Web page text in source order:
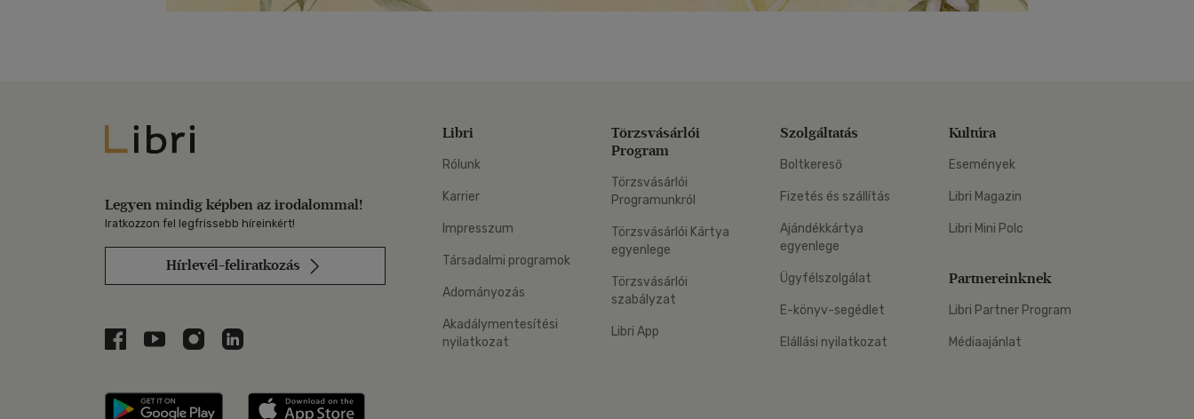
Libri
Legyen mindig képben az irodalommal!
Iratkozzon fel legfrissebb híreinkért!
Hírlevél-feliratkozás
Libri a Facebookon
Libri a Youtube-on
Libri az Instagramon
Libri a LinkedInen
Libri applikáció Szerezd meg: Google Play
Libri
Rólunk
Karrier
Impresszum
Társadalmi programok
Adományozás
Akadálymentesítési
nyilatkozat
Törzsvásárlói
Program
Törzsvásárlói
Programunkról
Törzsvásárlói Kártya
egyenlege
Törzsvásárlói
szabályzat
Libri App
Szolgáltatás
Boltkereső
Fizetés és szállítás
Ajándékkártya
egyenlege
Ügyfélszolgálat
E-könyv-segédlet
Elállási nyilatkozat
Kultúra
Események
Libri Magazin
Libri Mini Polc
Partnereinknek
Libri Partner Program
Médiaajánlat